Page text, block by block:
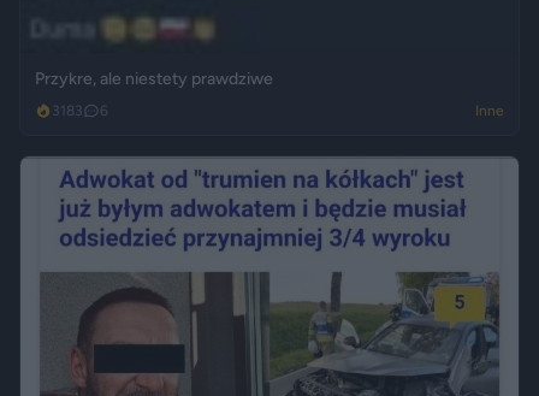
Przykre, ale niestety prawdziwe
3183 6 Inne